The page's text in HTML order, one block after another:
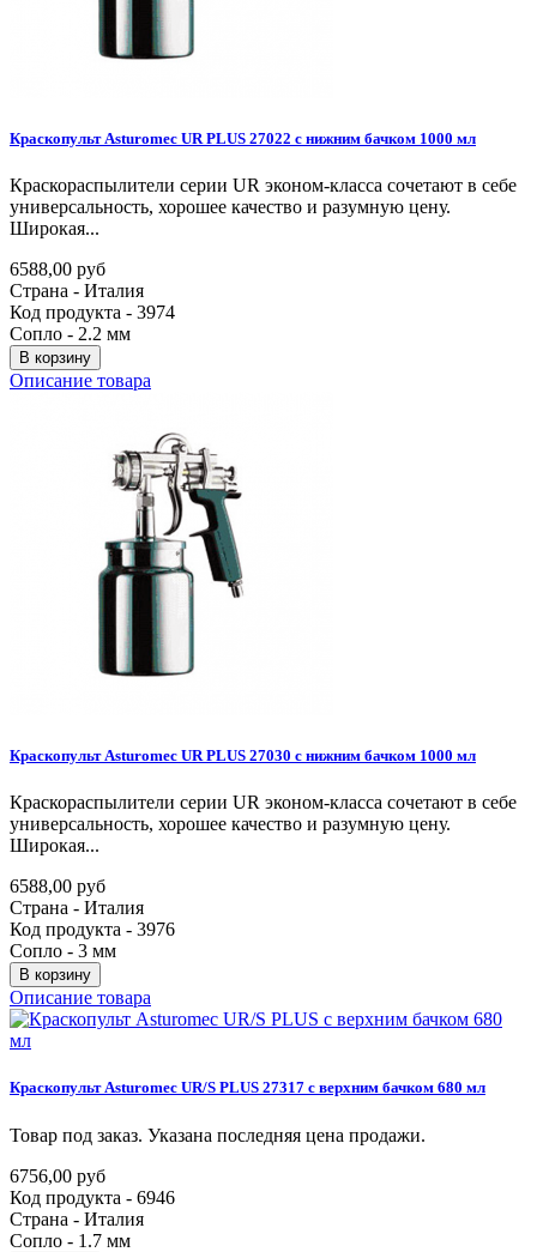
Краскопульт Asturomec UR PLUS 27022 с нижним бачком 1000 мл
Краскораспылители серии UR эконом-класса сочетают в себе
универсальность, хорошее качество и разумную цену.
Широкая...
6588,00 руб
Страна - Италия
Код продукта - 3974
Сопло - 2.2 мм
В корзину
Описание товара
Краскопульт Asturomec UR PLUS 27030 с нижним бачком 1000 мл
Краскораспылители серии UR эконом-класса сочетают в себе
универсальность, хорошее качество и разумную цену.
Широкая...
6588,00 руб
Страна - Италия
Код продукта - 3976
Сопло - 3 мм
В корзину
Описание товара
Краскопульт Asturomec UR/S PLUS 27317 с верхним бачком 680 мл
Товар под заказ. Указана последняя цена продажи.
6756,00 руб
Код продукта - 6946
Страна - Италия
Сопло - 1.7 мм